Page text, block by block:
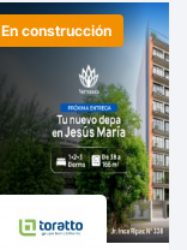
En construcción